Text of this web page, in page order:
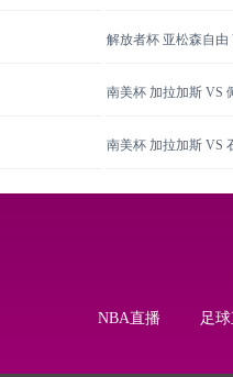
解放者杯 亚松森自
南美杯 加拉加斯 VS
南美杯 加拉加斯 VS
NBA直播 足